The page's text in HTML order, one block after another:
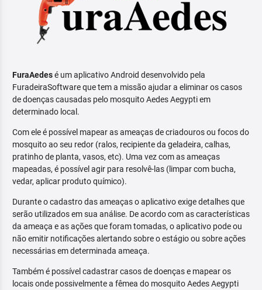
FuraAedesé um aplicativo Android desenvolvido pela
FuradeiraSoftware que tem a missão ajudar a eliminar os casos
de doenças causadas pelo mosquito Aedes Aegypti em
determinado local.
Com ele é possível mapear as ameaças de criadouros ou focos do
mosquito ao seu redor (ralos, recipiente da geladeira, calhas,
pratinho de planta, vasos, etc). Uma vez com as ameaças
mapeadas, é possível agir para resolvê-las (limpar com bucha,
vedar, aplicar produto químico).
Durante o cadastro das ameaças o aplicativo exige detalhes que
serão utilizados em sua análise. De acordo com as características
da ameaça e as ações que foram tomadas, o aplicativo pode ou
não emitir notificações alertando sobre o estágio ou sobre ações
necessárias em determinada ameaça.
Também é possível cadastrar casos de doenças e mapear os
locais onde possivelmente a fêmea do mosquito Aedes Aegypti